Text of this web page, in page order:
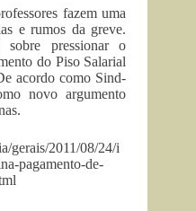
fazem uma
e rumos da greve.
sobre pressionar o
do Piso Salarial
acordo como Sind-
novo argumento
gerais/2011/08/24/i
pagamento-de-